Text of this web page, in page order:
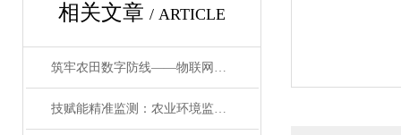
相关文章 / ARTICLE
筑牢农田数字防线——物联网气象监测系统助力现代农业提质增效
技赋能精准监测：农业环境监测总站绘就农业绿色发展新图景